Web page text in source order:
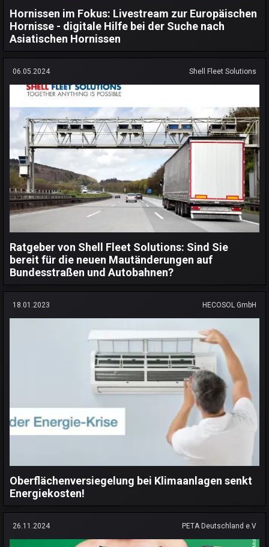
Hornissen im Fokus: Livestream zur Europäischen
Hornisse - digitale Hilfe bei der Suche nach
Asiatischen Hornissen
06.05.2024 Shell Fleet Solutions
Ratgeber von Shell Fleet Solutions: Sind Sie
bereit für die neuen Mautänderungen auf
Bundesstraßen und Autobahnen?
18.01.2023 HECOSOL GmbH
Oberflächenversiegelung bei Klimaanlagen senkt
Energiekosten!
26.11.2024 PETA Deutschland e.V